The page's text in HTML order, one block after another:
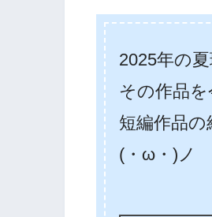
2025年の
その作品を
短編作品の
(・ω・)ノ